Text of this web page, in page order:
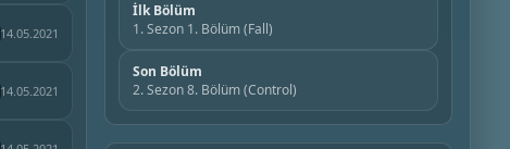
14.05.2021
14.05.2021
İlk Bölüm
1. Sezon 1. Bölüm (Fall)
Son Bölüm
2. Sezon 8. Bölüm (Control)